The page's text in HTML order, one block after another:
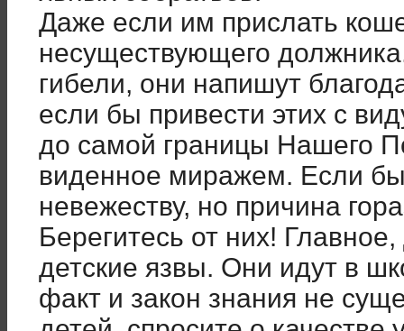
Даже если им прислать
несуществующего
гибели, они напишут
если бы привести этих с
до самой границы Нашего
виденное миражем. Если
невежеству, но причина
Берегитесь от них!
детские язвы. Они идут в
факт и закон знания не